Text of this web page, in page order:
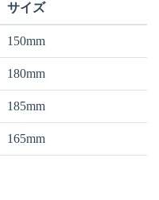
サイズ
150mm
180mm
185mm
165mm